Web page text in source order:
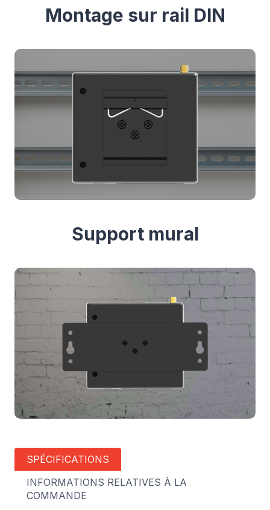
Montage sur rail DIN
Support mural
SPÉCIFICATIONS
INFORMATIONS RELATIVES À LA
COMMANDE